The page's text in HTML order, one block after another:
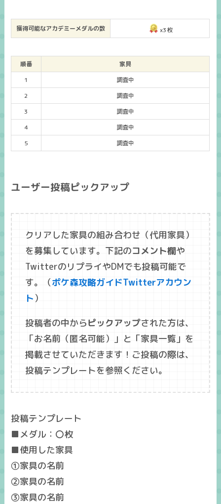
獲得可能なアカデミーメダルの数 x3枚
順番
家具
1
調査中
2
調査中
3
調査中
4
調査中
5
調査中
ユーザー投稿ピックアップ
クリアした家具の組み合わせ（代用家具）
を募集しています。下記のコメント欄や
TwitterのリプライやDMでも投稿可能で
す。（ポケ森攻略ガイドTwitterアカウン
ト ）
投稿者の中からピックアップされた方は、
「お名前 （匿名可能）」と「家具一覧」を
掲載させていただきます！ご投稿の際は、
投稿テンプレートを参照ください。
投稿テンプレート
■メダル：〇枚
■使用した家具
①家具の名前
②家具の名前
③家具の名前